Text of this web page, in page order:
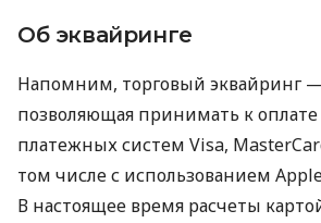
Об эквайринге
Напомним, торговый эквайринг —
позволяющая принимать к
платежных систем Visa,
том числе с использованием
В настоящее время расчеты